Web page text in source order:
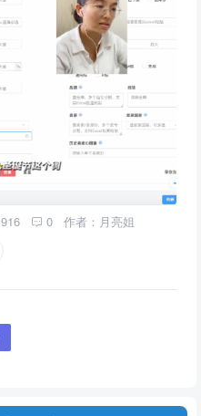
916 0 作者：月亮姐